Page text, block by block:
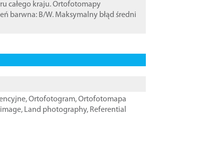
całego kraju. Ortofotomapy
barwna: B/W. Maksymalny błąd średni
,Ortofotogram,Ortofotomapa
, Land photography, Referential